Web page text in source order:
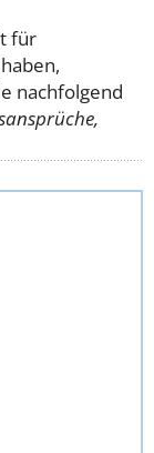
für
nachfolgend